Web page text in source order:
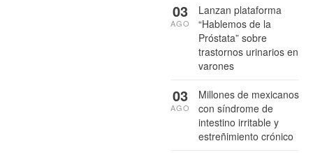
Lanzan plataforma
“Hablemos de la
Próstata” sobre
trastornos urinarios en
varones
03
AGO
Millones de mexicanos
con síndrome de
intestino irritable y
estreñimiento crónico
03
AGO